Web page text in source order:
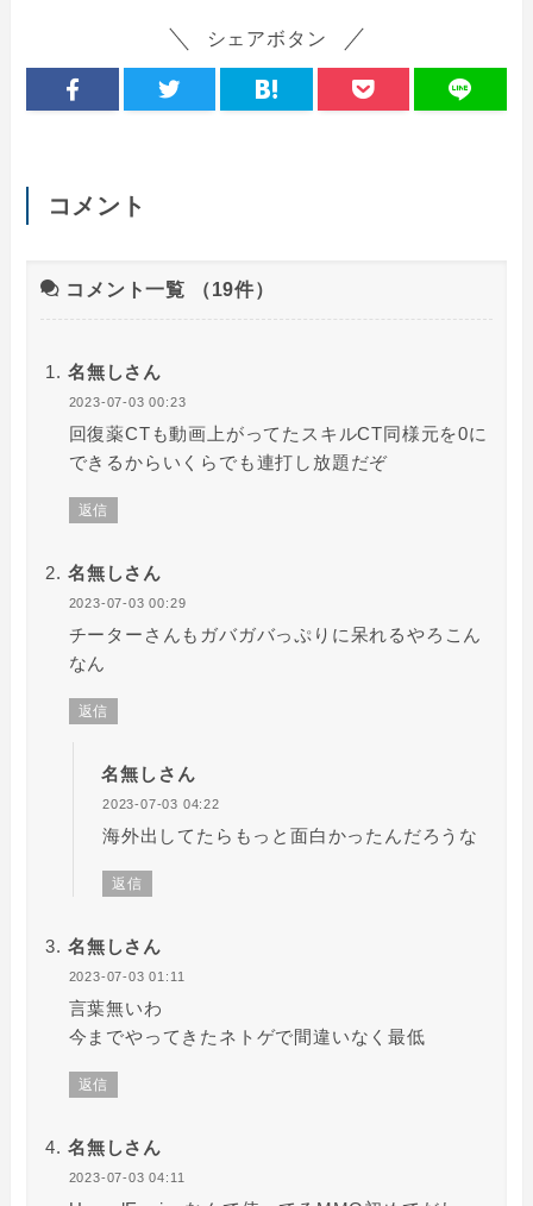
シェアボタン
コメント
コメント一覧 （19件）
名無しさん
2023-07-03 00:23
回復薬CTも動画上がってたスキルCT同様元を0に
できるからいくらでも連打し放題だぞ
返信
名無しさん
2023-07-03 00:29
チーターさんもガバガバっぷりに呆れるやろこん
なん
返信
名無しさん
2023-07-03 04:22
海外出してたらもっと面白かったんだろうな
返信
名無しさん
2023-07-03 01:11
言葉無いわ
今までやってきたネトゲで間違いなく最低
返信
名無しさん
2023-07-03 04:11